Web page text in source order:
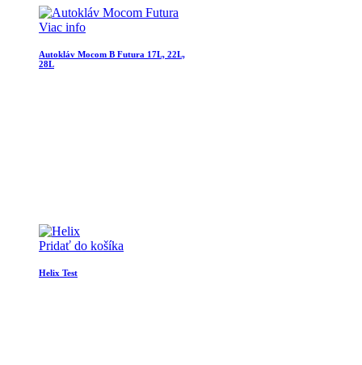
Viac info
Autokláv Mocom B Futura 17L, 22L,
28L
Pridať do košíka
Helix Test